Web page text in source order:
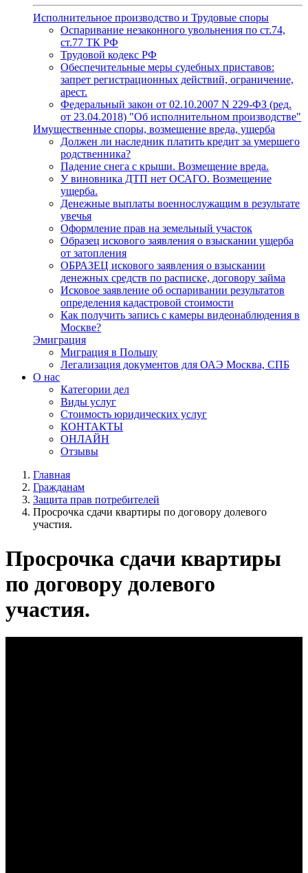
Исполнительное производство и Трудовые споры
Оспаривание незаконного увольнения по ст.74,
ст.77 ТК РФ
Трудовой кодекс РФ
Обеспечительные меры судебных приставов:
запрет регистрационных действий, ограничение,
арест.
Федеральный закон от 02.10.2007 N 229-ФЗ (ред.
от 23.04.2018) "Об исполнительном производстве"
Имущественные споры, возмещение вреда, ущерба
Должен ли наследник платить кредит за умершего
родственника?
Падение снега с крыши. Возмещение вреда.
У виновника ДТП нет ОСАГО. Возмещение
ущерба.
Денежные выплаты военнослужащим в результате
увечья
Оформление прав на земельный участок
Образец искового заявления о взыскании ущерба
от затопления
ОБРАЗЕЦ искового заявления о взыскании
денежных средств по расписке, договору займа
Исковое заявление об оспаривании результатов
определения кадастровой стоимости
Как получить запись с камеры видеонаблюдения в
Москве?
Эмиграция
Миграция в Польшу
Легализация документов для ОАЭ Москва, СПБ
О нас
Категории дел
Виды услуг
Стоимость юридических услуг
КОНТАКТЫ
ОНЛАЙН
Отзывы
Главная
Гражданам
Защита прав потребителей
Просрочка сдачи квартиры по договору долевого
участия.
Просрочка сдачи квартиры
по договору долевого
участия.